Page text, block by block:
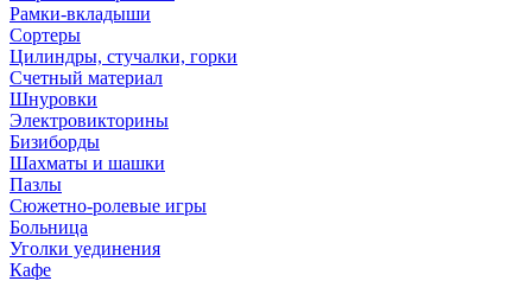
Рамки-вкладыши
Сортеры
Цилиндры, стучалки, горки
Счетный материал
Шнуровки
Электровикторины
Бизиборды
Шахматы и шашки
Пазлы
Сюжетно-ролевые игры
Больница
Уголки уединения
Кафе